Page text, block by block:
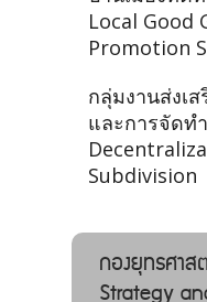
Local Good
Promotion
กลุ่มงานส่งเ
และการจัดท
Subdivision
กองยุทธศาส
Strategy